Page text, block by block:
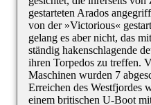
gestarteten Arados
von der »Victorious«
gelang es aber nicht, das
ständig hakenschlagende
ihren Torpedos zu treffen.
Maschinen wurden 7
Erreichen des Westfjordes
einem britischen U-Boot